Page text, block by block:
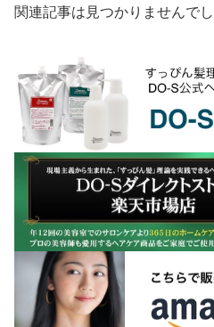
関連記事は見つかりませんでし